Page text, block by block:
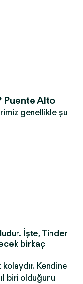
Puente Alto
genellikle şu
İşte, Tinder
birkaç
Kendine
biri olduğunu